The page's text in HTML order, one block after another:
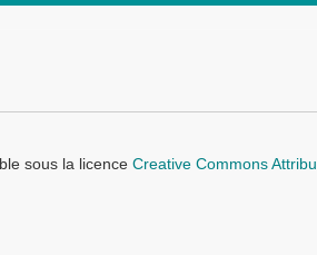
sous la licence Creative Commons